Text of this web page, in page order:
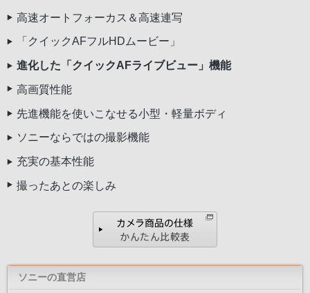
高速オートフォーカス＆高速連写
「クイックAFフルHDムービー」
進化した「クイックAFライブビュー」機能
高画質性能
先進機能を使いこなせる小型・軽量ボディ
ソニーならではの撮影機能
充実の基本性能
撮ったあとの楽しみ
ソニーの直営店